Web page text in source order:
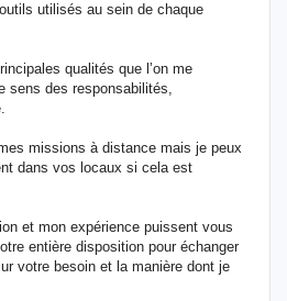
utilisés au sein de chaque
qualités que l’on me
sens des responsabilités,
missions à distance mais je peux
dans vos locaux si cela est
et mon expérience puissent vous
entière disposition pour échanger
votre besoin et la manière dont je